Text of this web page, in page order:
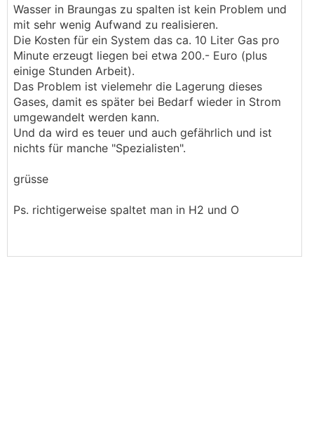
Wasser in Braungas zu spalten ist kein Problem und
mit sehr wenig Aufwand zu realisieren.
Die Kosten für ein System das ca. 10 Liter Gas pro
Minute erzeugt liegen bei etwa 200.- Euro (plus
einige Stunden Arbeit).
Das Problem ist vielemehr die Lagerung dieses
Gases, damit es später bei Bedarf wieder in Strom
umgewandelt werden kann.
Und da wird es teuer und auch gefährlich und ist
nichts für manche "Spezialisten".
grüsse
Ps. richtigerweise spaltet man in H2 und O